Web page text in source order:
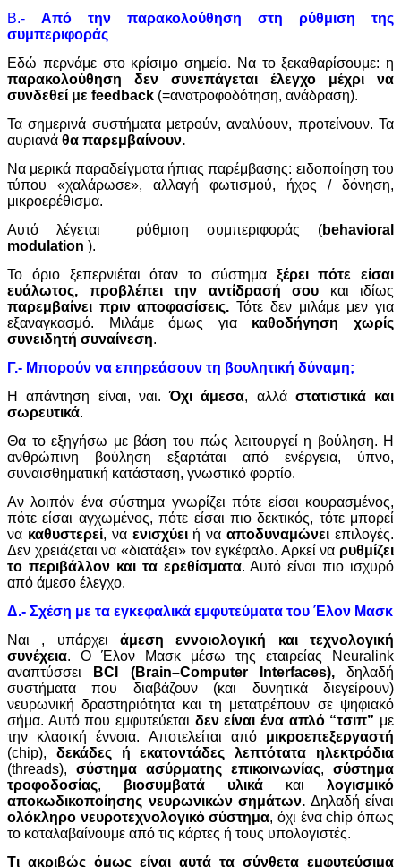
Β.- Από την παρακολούθηση στη ρύθμιση της
συμπεριφοράς
Εδώ περνάμε στο κρίσιμο σημείο. Να το ξεκαθαρίσουμε: η
παρακολούθηση δεν συνεπάγεται έλεγχο
μέχρι να
συνδεθεί με feedback (=ανατροφοδότηση, ανάδραση).
Τα σημερινά συστήματα μετρούν, αναλύουν, προτείνουν. Τα
αυριανά θα παρεμβαίνουν.
Να μερικά παραδείγματα ήπιας παρέμβασης: ειδοποίηση του
τύπου «χαλάρωσε», αλλαγή φωτισμού, ήχος / δόνηση,
μικροερέθισμα.
Αυτό λέγεται ρύθμιση συμπεριφοράς (behavioral
modulation ).
Το όριο ξεπερνιέται όταν το σύστημα ξέρει πότε είσαι
ευάλωτος,
προβλέπει την αντίδρασή σου και ιδίως
παρεμβαίνει πριν αποφασίσεις. Τότε δεν μιλάμε μεν για
εξαναγκασμό. Μιλάμε όμως για καθοδήγηση χωρίς
συνειδητή συναίνεση.
Γ.- Μπορούν να επηρεάσουν τη βουλητική δύναμη;
Η απάντηση είναι, ναι.Όχι άμεσα, αλλά στατιστικά και
σωρευτικά.
Θα το εξηγήσω με βάση του πώς λειτουργεί η βούληση. Η
ανθρώπινη βούληση εξαρτάται από ενέργεια, ύπνο,
συναισθηματική κατάσταση, γνωστικό φορτίο.
Αν λοιπόν ένα σύστημα γνωρίζει πότε είσαι κουρασμένος,
πότε είσαι αγχωμένος, πότε είσαι πιο δεκτικός, τότε μπορεί
να καθυστερεί, να ενισχύειή νααποδυναμώνει επιλογές.
Δεν χρειάζεται να «διατάξει» τον εγκέφαλο. Αρκεί να ρυθμίζει
το περιβάλλον και τα ερεθίσματα. Αυτό είναι πιο ισχυρό
από άμεσο έλεγχο.
Δ.- Σχέση με τα εγκεφαλικά εμφυτεύματα του Έλον Μασκ
Ναι , υπάρχει άμεση εννοιολογική και τεχνολογική
συνέχεια. Ο Έλον Μασκ μέσω της εταιρείας Neuralink
αναπτύσσει
BCI (Brain–Computer Interfaces),δηλαδή
συστήματα που διαβάζουν (και δυνητικά διεγείρουν)
νευρωνική δραστηριότητα και τη μετατρέπουν σε ψηφιακό
σήμα. Αυτό που εμφυτεύεται δεν είναι ένα απλό “τσιπ” με
την κλασική έννοια. Αποτελείται από μικροεπεξεργαστή
(chip), δεκάδες ή εκατοντάδες λεπτότατα ηλεκτρόδια
(threads), σύστημα ασύρματης επικοινωνίας, σύστημα
τροφοδοσίας, βιοσυμβατά υλικά και λογισμικό
αποκωδικοποίησης νευρωνικών σημάτων. Δηλαδή είναι
ολόκληρο νευροτεχνολογικό σύστημα, όχι ένα chip όπως
το καταλαβαίνουμε από τις κάρτες ή τους υπολογιστές.
Τι ακριβώς όμως είναι αυτά τα σύνθετα εμφυτεύσιμα